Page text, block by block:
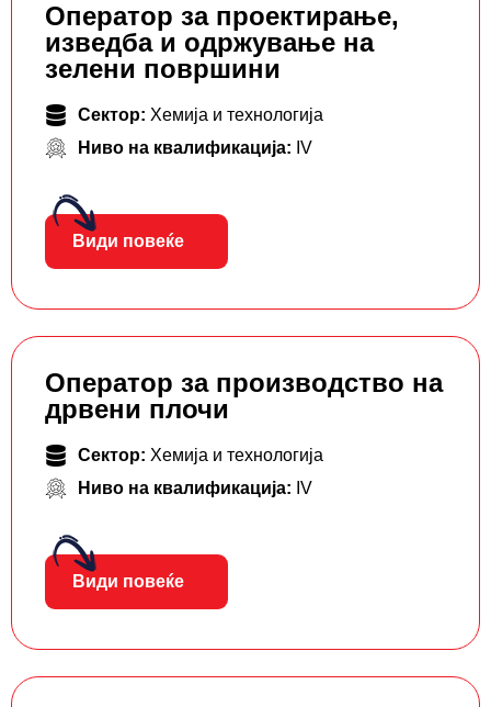
Оператор за проектирање,
изведба и одржување на
зелени површини
Сектор: Хемија и технологија
Ниво на квалификација: IV
Види повеќе
Оператор за производство на
дрвени плочи
Сектор: Хемија и технологија
Ниво на квалификација: IV
Види повеќе